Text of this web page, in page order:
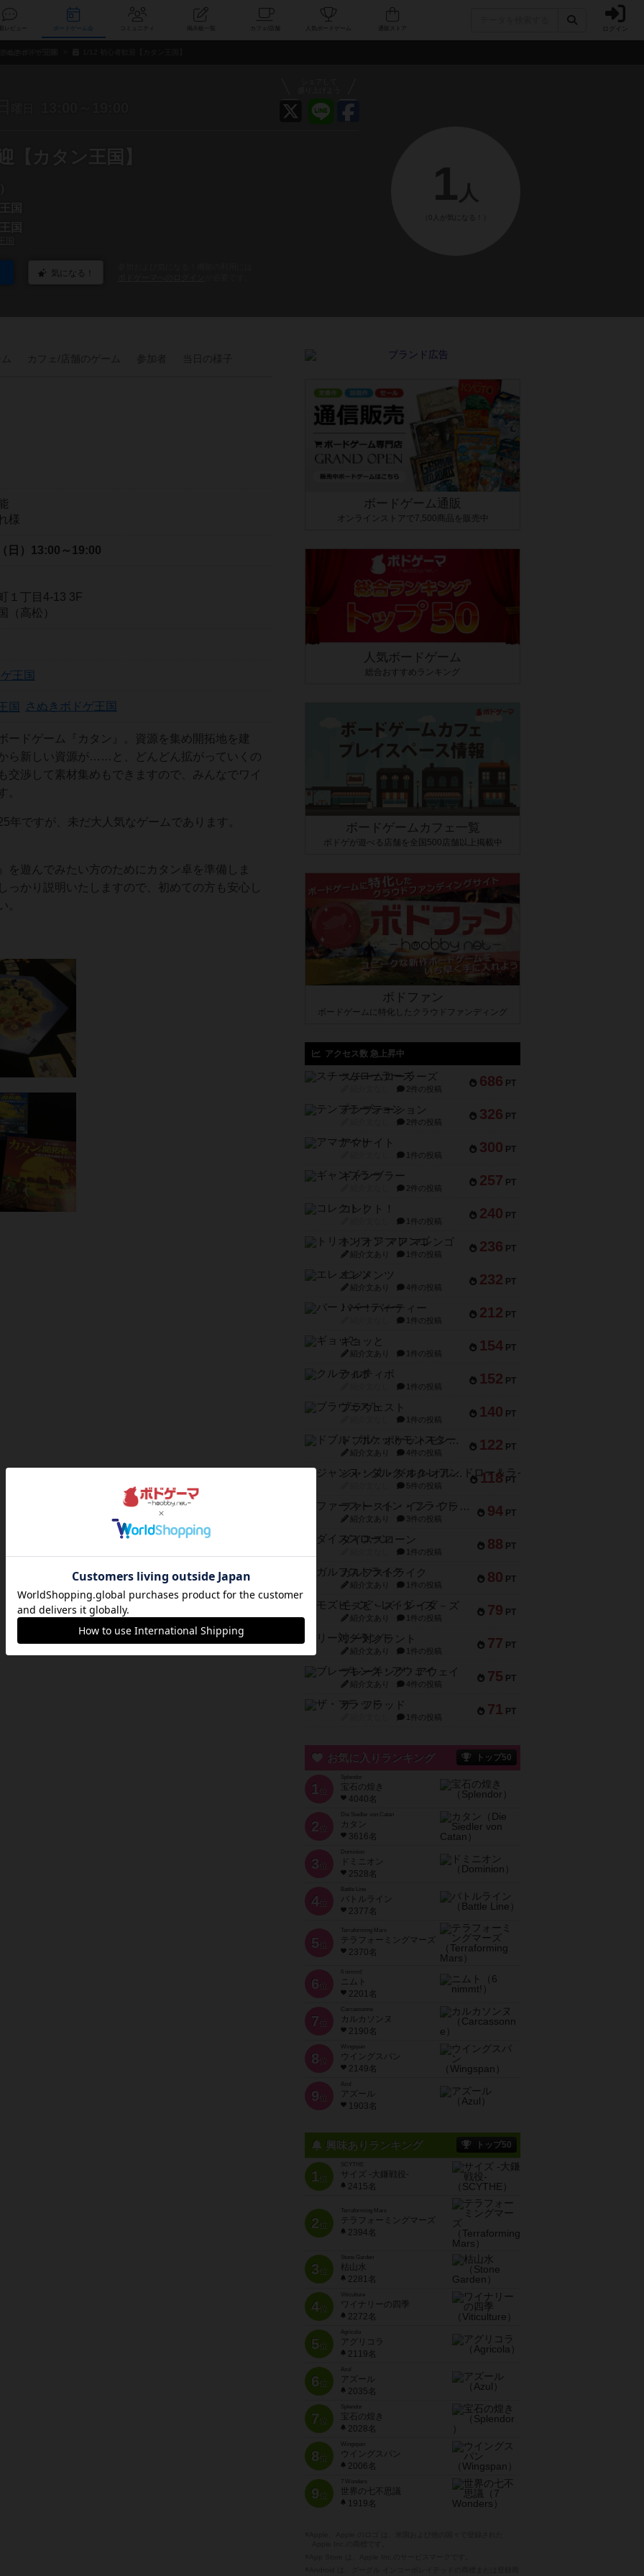
新着レビュー コミュニティ 人気ボードゲーム ログイン
【カタン王国】
国
国
気になる！
1 人
（0人が気になる！）
様
日） 13:00～19:00
１丁目4-13 3F
（高松）
王国
さぬきボドゲ王国
ードゲーム『カタン』。資源を集め開拓地を建
ら新しい資源が……と、どんどん拡がっていくの
交渉して素材集めもできますので、みんなでワイ
。
年ですが、未だ大人気なゲームであります。
を遊んでみたい方のためにカタン卓を準備しま
っかり説明いたしますので、初めての方も安心し
。
ボードゲーム通販
オンラインストアで7,500商品を販売中
人気ボードゲーム
総合おすすめランキング
ボードゲームカフェ一覧
ボドゲが遊べる店舗を全国500店舗以上掲載中
ボドファン
ボードゲームに特化したクラウドファンディング
アクセス数 急上昇中
686 PT
スチームローラーズ
2件の投稿
326 PT
テンプテーション
2件の投稿
300 PT
アマナイト
1件の投稿
257 PT
ギャンブラー
2件の投稿
240 PT
コレクト！
1件の投稿
236 PT
トリオンフ ア マレンゴ
紹介文あり 1件の投稿
232 PT
エレメンツ
紹介文あり 4件の投稿
212 PT
バー！パーティー
1件の投稿
154 PT
ギョッと
紹介文あり 1件の投稿
152 PT
クルティボ
1件の投稿
140 PT
ブラヴェスト
1件の投稿
122 PT
ドブル：ポケットモンスター
紹介文あり 4件の投稿
118 PT
ジャンヌ・ダルク-オルレアン ドロー＆ライト
5件の投稿
94 PT
ファースト・イン・フライト
紹介文あり 3件の投稿
88 PT
ダイススローン
1件の投稿
80 PT
ガルフストライク
紹介文あり 1件の投稿
79 PT
モズビ－ズ・レイダ－ズ
紹介文あり 1件の投稿
77 PT
リー対グラント
紹介文あり 1件の投稿
75 PT
ブレーキング・アウェイ
紹介文あり 4件の投稿
71 PT
ザ・フラッド
1件の投稿
お気に入りランキング トップ50
1 位
宝石の煌き
4040名
2 位
Die Siedler von Catan
カタン
3616名
3 位
ドミニオン
2528名
4位
Battle Line
バトルライン
2377名
5 位
Terraforming Mars
テラフォーミングマーズ
2370名
6 位
ニムト
2201名
7 位
Carcassonne
カルカソンヌ
2190名
8 位
Wingspan
ウイングスパン
2149名
9 位
Azul
アズール
1903名
興味ありランキング トップ50
1位
SCYTHE
サイズ -大鎌戦役-
2415名
2位
Terraforming Mars
テラフォーミングマーズ
2394名
3位
Stone Garden
枯山水
2281名
4位
Viticulture
ワイナリーの四季
2272名
5位
Agricola
アグリコラ
2119名
6位
Azul
アズール
2035名
7位
宝石の煌き
2028名
8位
Wingspan
ウイングスパン
2006名
9位
7 Wonders
世界の七不思議
1919名